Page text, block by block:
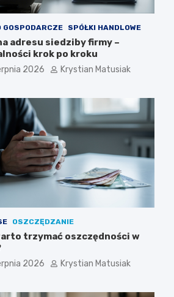
GOSPODARCZE SPÓŁKI HANDLOWE
adresu siedziby firmy –
krok po kroku
2026 Krystian Matusiak
OSZCZĘDZANIE
trzymać oszczędności w
2026 Krystian Matusiak